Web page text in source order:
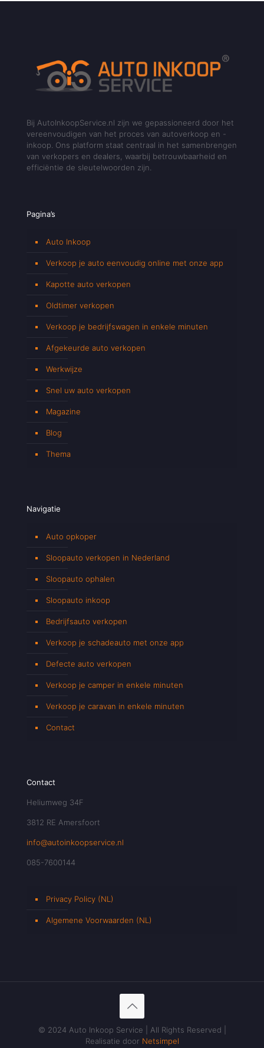
Bij AutoInkoopService.nl zijn we gepassioneerd door het
vereenvoudigen van het proces van autoverkoop en -
inkoop. Ons platform staat centraal in het samenbrengen
van verkopers en dealers, waarbij betrouwbaarheid en
efficiëntie de sleutelwoorden zijn.
Pagina’s
Auto Inkoop
Verkoop je auto eenvoudig online met onze app
Kapotte auto verkopen
Oldtimer verkopen
Verkoop je bedrijfswagen in enkele minuten
Afgekeurde auto verkopen
Werkwijze
Snel uw auto verkopen
Magazine
Blog
Thema
Navigatie
Auto opkoper
Sloopauto verkopen in Nederland
Sloopauto ophalen
Sloopauto inkoop
Bedrijfsauto verkopen
Verkoop je schadeauto met onze app
Defecte auto verkopen
Verkoop je camper in enkele minuten
Verkoop je caravan in enkele minuten
Contact
Contact
Heliumweg 34F
3812 RE Amersfoort
info@autoinkoopservice.nl
085-7600144
Privacy Policy (NL)
Algemene Voorwaarden (NL)
© 2024 Auto Inkoop Service | All Rights Reserved |
Realisatie door Netsimpel